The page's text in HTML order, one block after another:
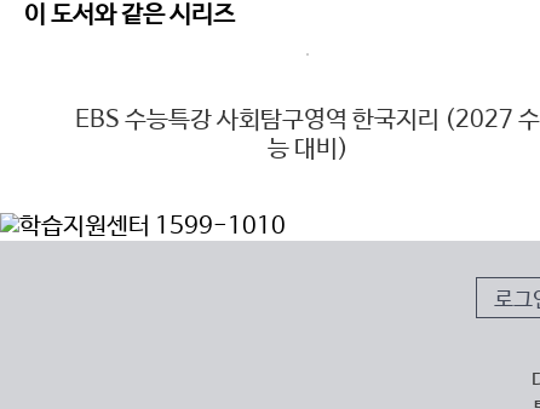
이 도서와 같은 시리즈
EBS 수능특강 사회탐구영역 한국지리 (2027 수
능 대비)
로그